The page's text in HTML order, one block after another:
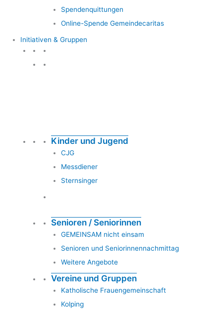
Spendenquittungen
Online-Spende Gemeindecaritas
Initiativen & Gruppen
Kinder und Jugend
CJG
Messdiener
Sternsinger
Senioren / Seniorinnen
GEMEINSAM nicht einsam
Senioren und Seniorinnennachmittag
Weitere Angebote
Vereine und Gruppen
Katholische Frauengemeinschaft
Kolping